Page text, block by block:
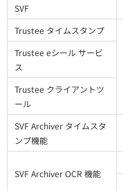
SVF
Trustee タイムスタンプ
Trustee eシール サービ
ス
Trustee クライアントツ
ール
SVF Archiver タイムスタ
ンプ機能
SVF Archiver OCR 機能